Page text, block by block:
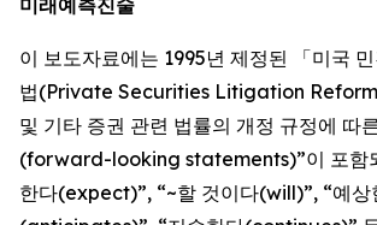
미래예측진술
이 보도자료에는 1995년 제정된 「미국
법(Private Securities Litigation Reform
및 기타 증권 관련 법률의 개정 규정에 따
(forward-looking statements)”이 포함
한다(expect)”, “~할 것이다(will)”, “예상